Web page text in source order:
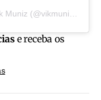
Muniz (@vikmuniz) em
e receba os